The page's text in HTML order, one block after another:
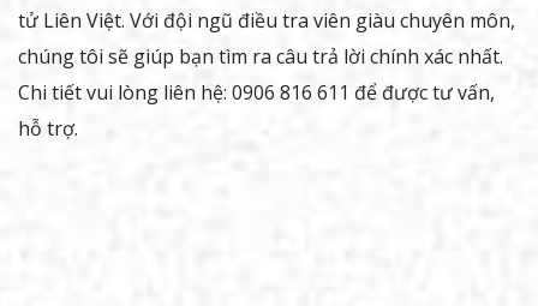
tử Liên Việt. Với đội ngũ điều tra viên giàu chuyên môn,
chúng tôi sẽ giúp bạn tìm ra câu trả lời chính xác nhất.
Chi tiết vui lòng liên hệ: 0906 816 611 để được tư vấn,
hỗ trợ.